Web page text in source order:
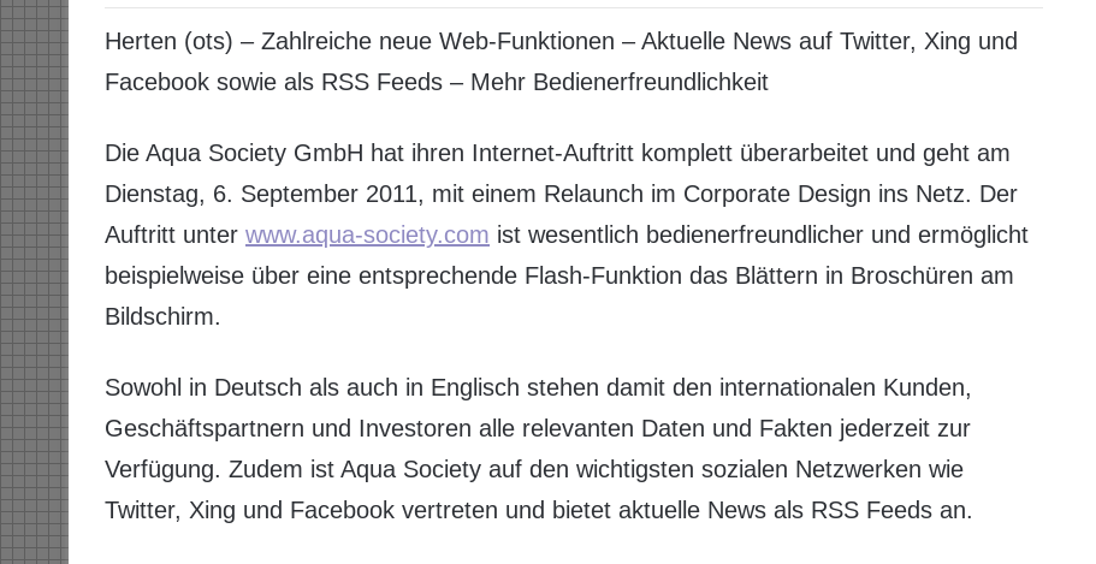
Herten (ots) – Zahlreiche neue Web-Funktionen – Aktuelle News auf Twitter, Xing und
Facebook sowie als RSS Feeds – Mehr Bedienerfreundlichkeit
Die Aqua Society GmbH hat ihren Internet-Auftritt komplett überarbeitet und geht am
Dienstag, 6. September 2011, mit einem Relaunch im Corporate Design ins Netz. Der
Auftritt unter www.aqua-society.com ist wesentlich bedienerfreundlicher und ermöglicht
beispielweise über eine entsprechende Flash-Funktion das Blättern in Broschüren am
Bildschirm.
Sowohl in Deutsch als auch in Englisch stehen damit den internationalen Kunden,
Geschäftspartnern und Investoren alle relevanten Daten und Fakten jederzeit zur
Verfügung. Zudem ist Aqua Society auf den wichtigsten sozialen Netzwerken wie
Twitter, Xing und Facebook vertreten und bietet aktuelle News als RSS Feeds an.